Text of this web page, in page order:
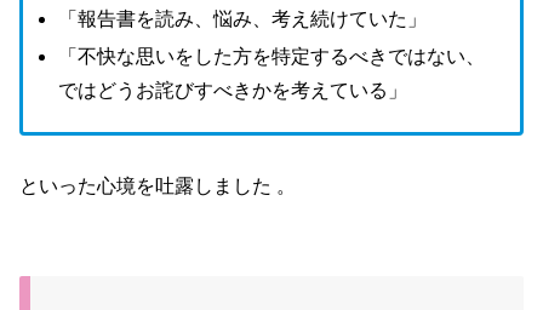
「報告書を読み、悩み、考え続けていた」
「不快な思いをした方を特定するべきではない、
ではどうお詫びすべきかを考えている」
といった心境を吐露しました 。